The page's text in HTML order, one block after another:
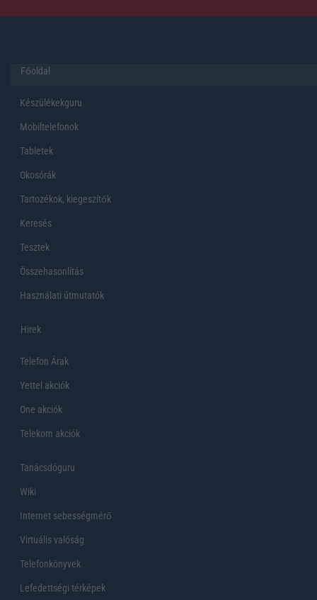
Főoldal
Készülékekguru
Mobiltelefonok
Tabletek
Okosórák
Tartozékok, kiegeszítők
Keresés
Tesztek
Összehasonlítás
Használati útmutatók
Hirek
Telefon Árak
Yettel akciók
One akciók
Telekom akciók
Tanácsdóguru
Wiki
Internet sebességmérő
Virtuális valóság
Telefonkönyvek
Lefedettségi térképek